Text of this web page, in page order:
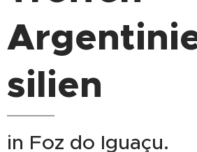
silien
in Foz do Iguaçu.